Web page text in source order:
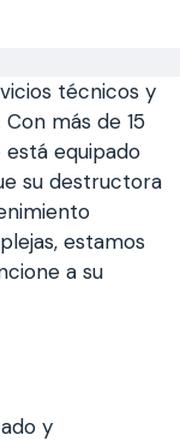
técnicos y
más de 15
equipado
su destructora
estamos
a su
y